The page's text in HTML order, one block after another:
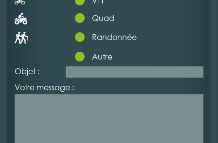
Quad
Randonnée
Autre
Objet :
Votre message :